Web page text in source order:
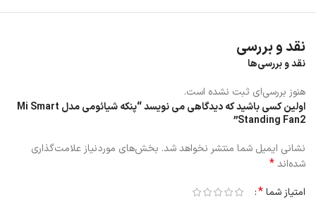
روشن شدن فن را طبق نیاز شما می تواند فراهم سازد.
نقد و بررسی
نقد و بررسی‌ها
هنوز بررسی‌ای ثبت نشده است.
اولین کسی باشید که دیدگاهی می نویسد “پنکه شیائومی مدل Mi Smart
Standing Fan2”
نشانی ایمیل شما منتشر نخواهد شد. بخش‌های موردنیاز علامت‌گذاری
شده‌اند*
امتیاز شما*